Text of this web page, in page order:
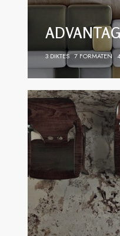
3 DIKTES 7 FORMATEN